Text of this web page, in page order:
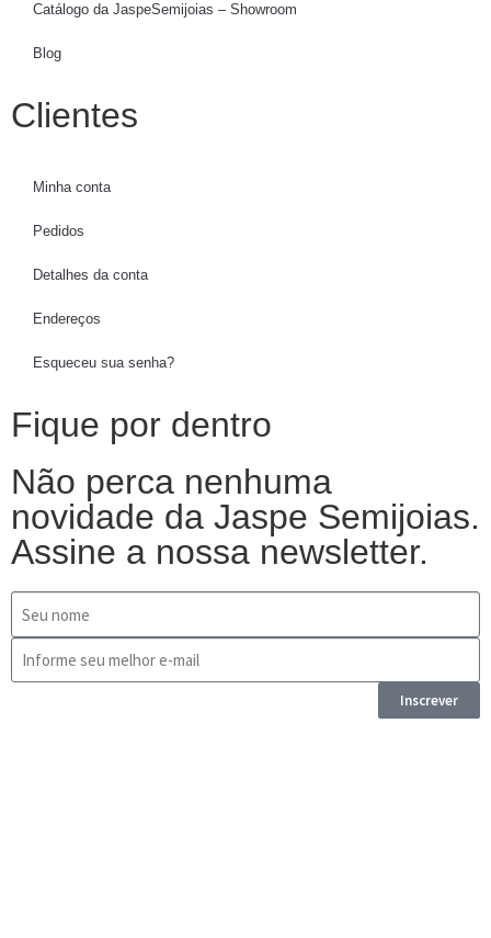
Catálogo da JaspeSemijoias – Showroom
Blog
Clientes
Minha conta
Pedidos
Detalhes da conta
Endereços
Esqueceu sua senha?
Fique por dentro
Não perca nenhuma
novidade da Jaspe Semijoias.
Assine a nossa newsletter.
Inscrever